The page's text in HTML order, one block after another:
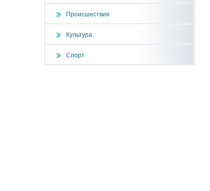
Происшествия
Культура
Спорт